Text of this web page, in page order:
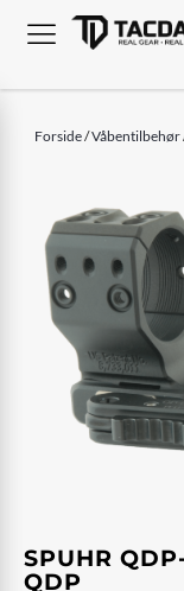
Forside/Våbentilbehør
SPUHR
QDP